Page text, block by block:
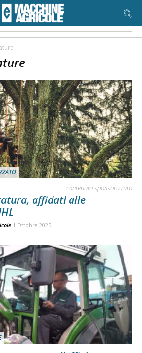
contenuto sponsorizzato
affidati alle
1 Ottobre 2025